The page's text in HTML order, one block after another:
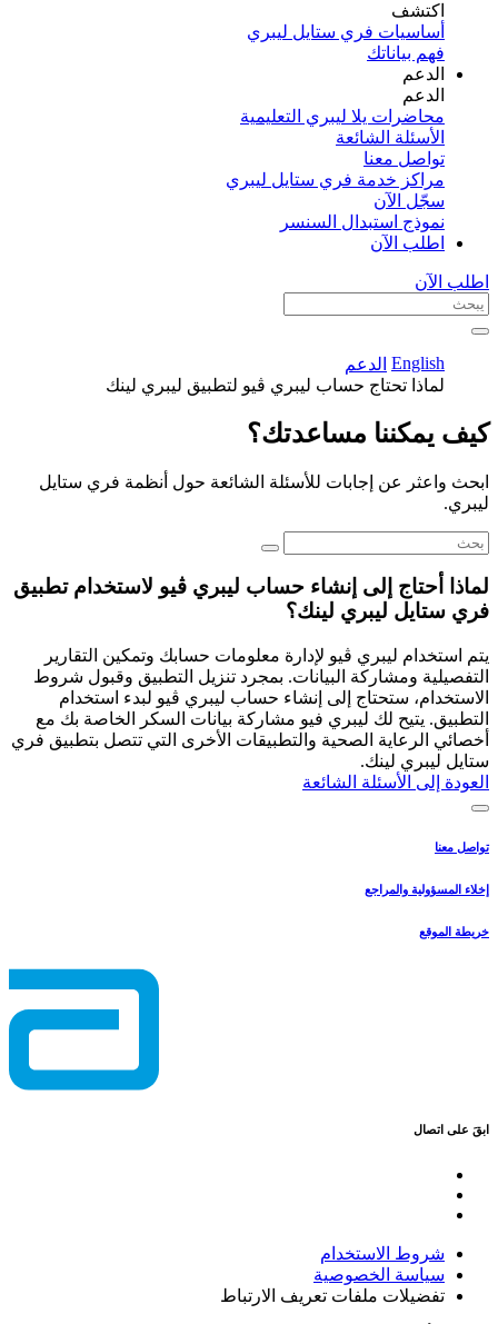
اكتشف​
أساسيات فري ستايل ليبري
فهم بياناتك
الدعم
الدعم
محاضرات يلا ليبري التعليمية
الأسئلة الشائعة
تواصل معنا
مراكز خدمة فري ستايل ليبري
سجّل الآن​
نموذج استبدال السنسر
اطلب الآن
اطلب الآن
English الدعم
لماذا تحتاج حساب ليبري ڤيو لتطبيق ليبري لينك
كيف يمكننا مساعدتك؟
ابحث واعثر عن إجابات للأسئلة الشائعة حول أنظمة فري ستايل
ليبري.
لماذا أحتاج إلى إنشاء حساب ليبري ڤيو لاستخدام تطبيق
فري ستايل ليبري لينك؟
يتم استخدام ليبري ڤيو لإدارة معلومات حسابك وتمكين التقارير
التفصيلية ومشاركة البيانات. بمجرد تنزيل التطبيق وقبول شروط
الاستخدام، ستحتاج إلى إنشاء حساب ليبري ڤيو لبدء استخدام
التطبيق. يتيح لك ليبري فيو مشاركة بيانات السكر الخاصة بك مع
أخصائي الرعاية الصحية والتطبيقات الأخرى التي تتصل بتطبيق فري
ستايل ليبري لينك.
العودة إلى الأسئلة الشائعة
تواصل معنا
إخلاء المسؤولية والمراجع
خريطة الموقع
ابقَ على اتصال
شروط الاستخدام
سياسة الخصوصية
تفضيلات ملفات تعريف الارتباط